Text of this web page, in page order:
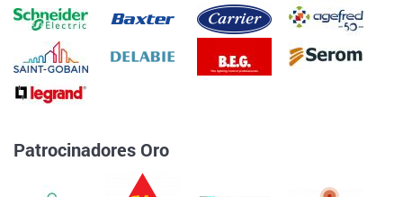
Patrocinadores Oro